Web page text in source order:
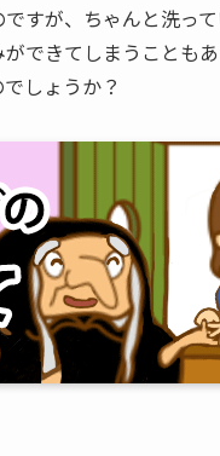
すが、ちゃんと洗っ
できてしまうこともあ
しょうか？